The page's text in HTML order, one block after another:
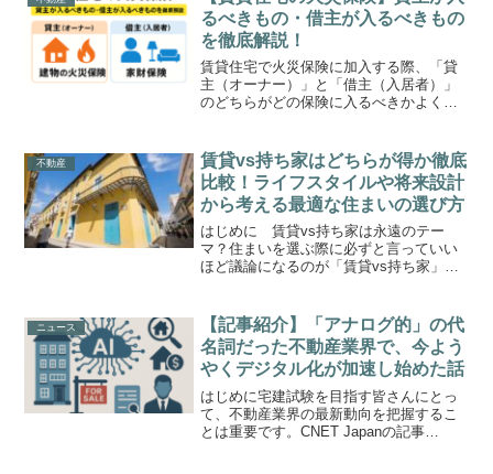
取引を防ぐための異例...
るべきもの・借主が入るべきもの
を徹底解説！
賃貸住宅で火災保険に加入する際、「貸
主（オーナー）」と「借主（入居者）」
のどちらがどの保険に入るべきかよく混
的も異なります。本記事では、貸主側と
借主側がそれぞれ加入すべ...
不動産
賃貸vs持ち家はどちらが得か徹底
比較！ライフスタイルや将来設計
から考える最適な住まいの選び方
はじめに 賃貸vs持ち家は永遠のテー
マ？住まいを選ぶ際に必ずと言っていい
ほど議論になるのが「賃貸vs持ち家」で
ありません。この記事では、それぞれの
特徴を比較しながら、自...
ニュース
【記事紹介】「アナログ的」の代
名詞だった不動産業界で、今よう
やくデジタル化が加速し始めた話
はじめに宅建試験を目指す皆さんにとっ
て、不動産業界の最新動向を把握するこ
とは重要です。CNET Japanの記事